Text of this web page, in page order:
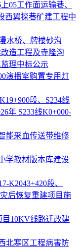
05工作面运输巷、
西翼探巷矿建工程中
水桥、牌楼砂沟
造工程及寺隆沟
理中标公示
演播室购置专用灯
段、S234线
年 S233线K0+000-
能采血传送带维修
学教材版本库建设
K2043+420段、
后恢复重建项目施
目10KV线路迁改建
北寒区工程病害防